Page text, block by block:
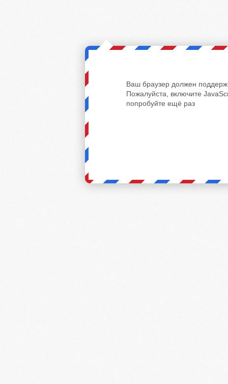
Ваш браузер должен
Пожалуйста, включите
попробуйте ещё раз